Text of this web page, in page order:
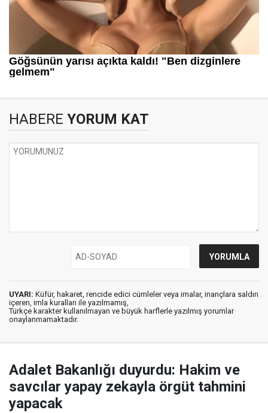
HABERE YORUM KAT
UYARI: Küfür, hakaret, rencide edici cümleler veya imalar, inançlara saldırı
içeren, imla kuralları ile yazılmamış,
Türkçe karakter kullanılmayan ve büyük harflerle yazılmış yorumlar
onaylanmamaktadır.
Adalet Bakanlığı duyurdu: Hakim ve
savcılar yapay zekayla örgüt tahmini
yapacak